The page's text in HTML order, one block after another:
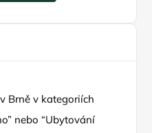
Brně v kategoriích
nebo “Ubytování